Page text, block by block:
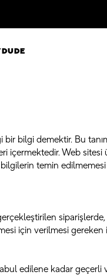
bilgi demektir. Bu
içermektedir. Web
temin
için verilmesi
edilene kadar